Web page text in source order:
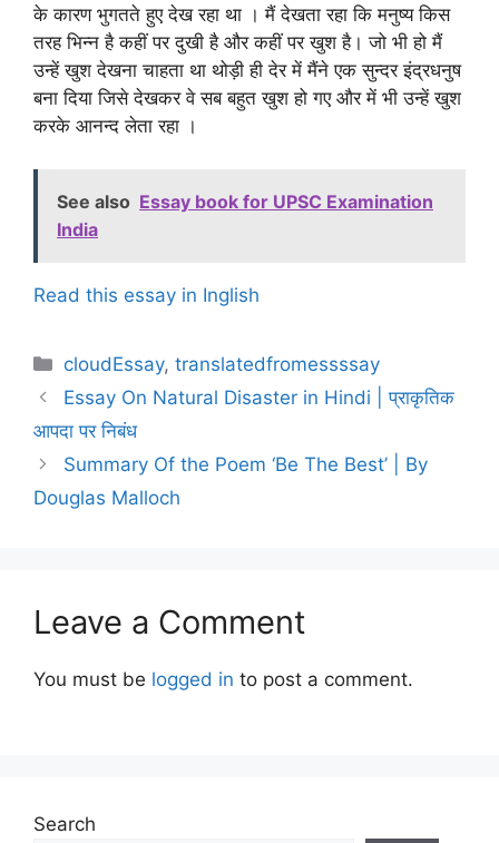
के कारण भुगतते हुए देख रहा था । मैं देखता रहा कि मनुष्य किस
तरह भिन्न है कहीं पर दुखी है और कहीं पर खुश है। जो भी हो मैं
उन्हें खुश देखना चाहता था थोड़ी ही देर में मैंने एक सुन्दर इंद्रधनुष
बना दिया जिसे देखकर वे सब बहुत खुश हो गए और में भी उन्हें खुश
करके आनन्द लेता रहा ।
See also Essay book for UPSC Examination
India
Read this essay in Inglish
Categories
cloudEssay,translatedfromessssay
Essay On Natural Disaster in Hindi | प्राकृतिक
आपदा पर निबंध
Summary Of the Poem ‘Be The Best’ | By
Douglas Malloch
Leave a Comment
You must be logged in to post a comment.
Search